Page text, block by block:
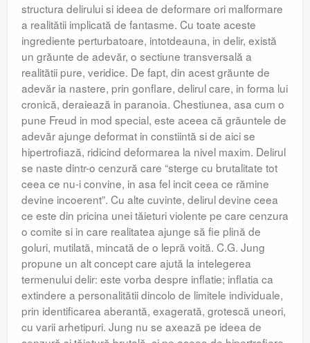
structura delirului si ideea de deformare ori malformare
a realitătii implicată de fantasme. Cu toate aceste
ingrediente perturbatoare, intotdeauna, in delir, există
un grăunte de adevăr, o sectiune transversală a
realitătii pure, veridice. De fapt, din acest grăunte de
adevăr ia nastere, prin gonflare, delirul care, in forma lui
cronică, deraiează in paranoia. Chestiunea, asa cum o
pune Freud in mod special, este aceea că grăuntele de
adevăr ajunge deformat in constiintă si de aici se
hipertrofiază, ridicind deformarea la nivel maxim. Delirul
se naste dintr-o cenzură care “sterge cu brutalitate tot
ceea ce nu-i convine, in asa fel incit ceea ce rămine
devine incoerent”. Cu alte cuvinte, delirul devine ceea
ce este din pricina unei tăieturi violente pe care cenzura
o comite si in care realitatea ajunge să fie plină de
goluri, mutilată, mincată de o lepră voită. C.G. Jung
propune un alt concept care ajută la intelegerea
termenului delir: este vorba despre inflatie; inflatia ca
extindere a personalitătii dincolo de limitele individuale,
prin identificarea aberantă, exagerată, grotescă uneori,
cu varii arhetipuri. Jung nu se axează pe ideea de